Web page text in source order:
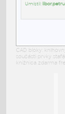
Umístil:
CAD bloky:
součásti prvky
knižnica zdarma